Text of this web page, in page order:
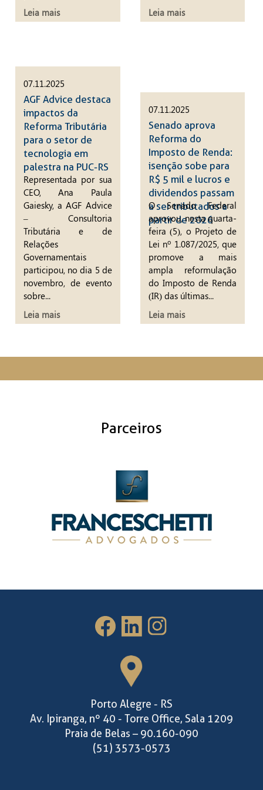
Leia mais
Leia mais
07.11.2025
AGF Advice destaca
impactos da
Reforma Tributária
para o setor de
tecnologia em
palestra na PUC-RS
Representada por sua
CEO, Ana Paula
Gaiesky, a AGF Advice
– Consultoria
Tributária e de
Relações
Governamentais
participou, no dia 5 de
novembro, de evento
sobre...
Leia mais
07.11.2025
Senado aprova
Reforma do
Imposto de Renda:
isenção sobe para
R$ 5 mil e lucros e
dividendos passam
a ser tributados a
partir de 2026
O Senado Federal
aprovou, nesta quarta-
feira (5), o Projeto de
Lei nº 1.087/2025, que
promove a mais
ampla reformulação
do Imposto de Renda
(IR) das últimas...
Leia mais
Parceiros
Porto Alegre - RS
Av. Ipiranga, nº 40 - Torre Office, Sala 1209
Praia de Belas – 90.160-090
(51) 3573-0573